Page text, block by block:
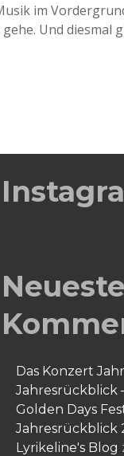
im
Und diesmal
Neueste
Das Konzert
Jahresrückblick
Golden Days
Jahresrückblick
Lyrikeline's Blog